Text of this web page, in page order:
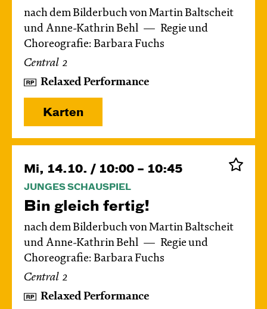
nach dem Bilderbuch von Martin Baltscheit
und Anne-Kathrin Behl
Regie und
Choreografie: Barbara Fuchs
Central 2
Relaxed Performance
Karten
Mi, 14.10. / 10:00 – 10:45
JUNGES SCHAUSPIEL
Bin gleich fertig!
nach dem Bilderbuch von Martin Baltscheit
und Anne-Kathrin Behl
Regie und
Choreografie: Barbara Fuchs
Central 2
Relaxed Performance